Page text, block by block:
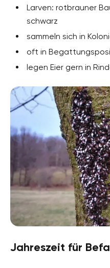
Larven: rotbrauner
schwarz
sammeln sich in
oft in
legen Eier gern in
Jahreszeit für